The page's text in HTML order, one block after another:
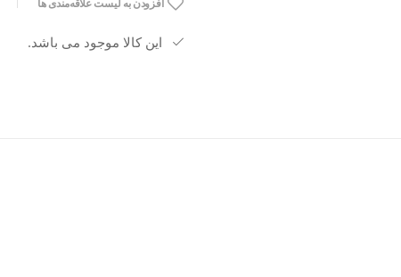
قالب استاندارد برای راحتی حداکثری
ایده‌آل برای مسیرهای طولانی و
افزودن به لیست علاقه‌مندی ها
این کالا موجود می باشد.